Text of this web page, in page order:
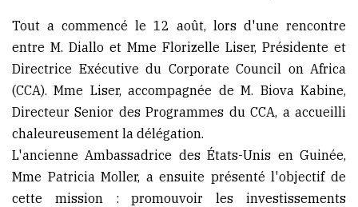
Tout a commencé le 12 août, lors d'une rencontre
entre M. Diallo et Mme Florizelle Liser, Présidente et
Directrice Exécutive du Corporate Council on Africa
(CCA). Mme Liser, accompagnée de M. Biova Kabine,
Directeur Senior des Programmes du CCA, a accueilli
chaleureusement la délégation.
L'ancienne Ambassadrice des États-Unis en Guinée,
Mme Patricia Moller, a ensuite présenté l'objectif de
cette mission : promouvoir les investissements